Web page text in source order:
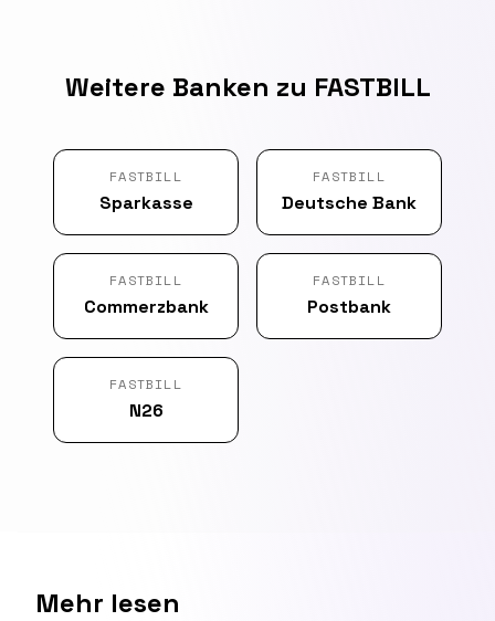
Weitere Banken zu FASTBILL
FASTBILL
Sparkasse
FASTBILL
Deutsche Bank
FASTBILL
Commerzbank
FASTBILL
Postbank
FASTBILL
N26
Mehr lesen